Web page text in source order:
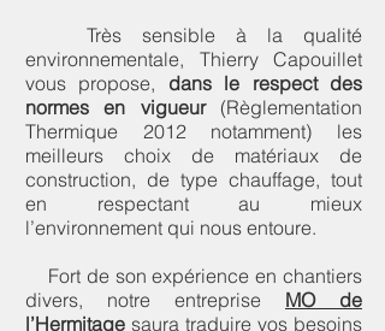
Très sensible à la qualité
environnementale, Thierry Capouillet
vous propose, dans le respect des
normes en vigueur(Règlementation
Thermique 2012 notamment) les
meilleurs choix de matériaux de
construction, de type chauffage, tout
en respectant au mieux
l’environnement qui nous entoure.
Fort de son expérience en chantiers
divers, notre entreprise MO de
l’Hermitage saura traduire vos besoins